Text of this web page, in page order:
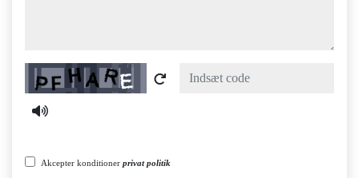
Captcha
Akcepter konditioner privat politik